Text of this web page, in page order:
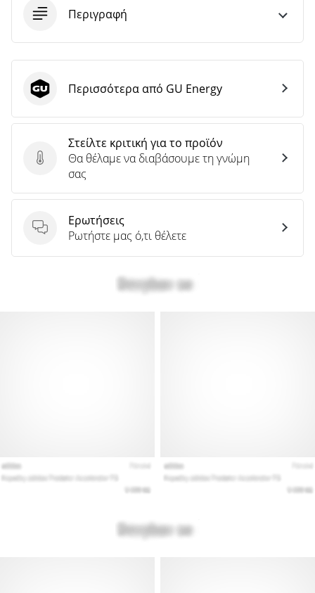
Περιγραφή
Στείλτε κριτική για το προϊόν
Στείλτε κριτική για το προϊόν
Θα θέλαμε να διαβάσουμε τη γνώμη
σας
Ερωτήσεις
Ερωτήσεις
Ρωτήστε μας ό,τι θέλετε
GU EnergyΠερισσότερα από GU Energy